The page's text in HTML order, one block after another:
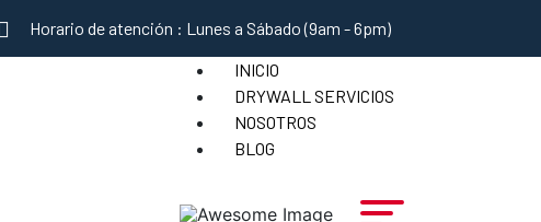
Horario de atención : Lunes a Sábado (9am - 6pm)
INICIO
DRYWALL SERVICIOS
NOSOTROS
BLOG